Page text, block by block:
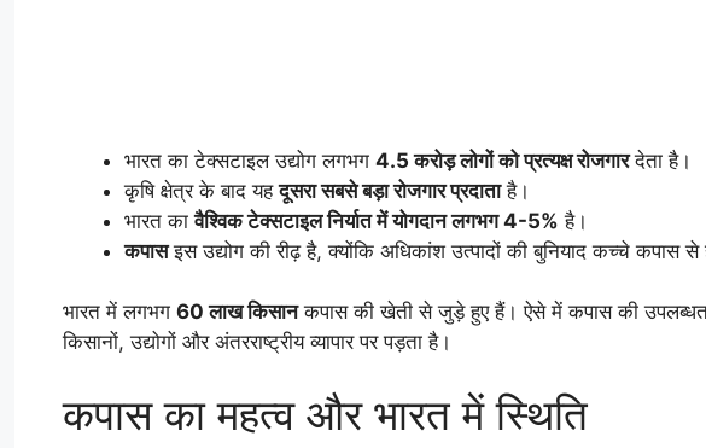
भारत का टेक्सटाइल उद्योग लगभग 4.5 करोड़ लोगों को प्रत्यक्ष रोजगारदेता है।
कृषि क्षेत्र के बाद यहदूसरा सबसे बड़ा रोजगार प्रदाताहै।
भारत कावैश्विक टेक्सटाइल निर्यात में योगदान लगभग 4-5% है।
कपासइस उद्योग की रीढ़ है, क्योंकि अधिकांश उत्पादों की बुनियाद कच्चे कपास से
भारत में लगभग 60 लाख किसानकपास की खेती से जुड़े हुए हैं। ऐसे में कपास की
किसानों, उद्योगों और अंतरराष्ट्रीय व्यापार पर पड़ता है।
कपास का महत्व और भारत में स्थिति